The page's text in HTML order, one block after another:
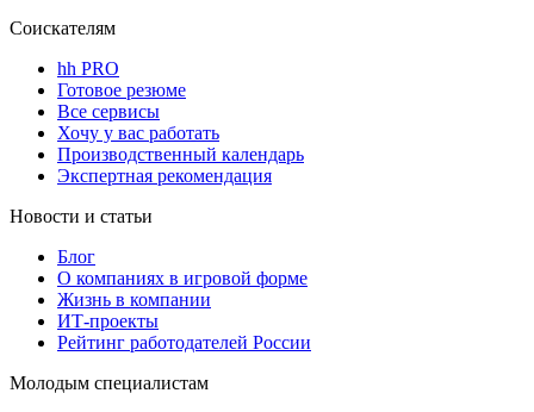
Соискателям
hh PRO
Готовое резюме
Все сервисы
Хочу у вас работать
Производственный календарь
Экспертная рекомендация
Новости и статьи
Блог
О компаниях в игровой форме
Жизнь в компании
ИТ-проекты
Рейтинг работодателей России
Молодым специалистам